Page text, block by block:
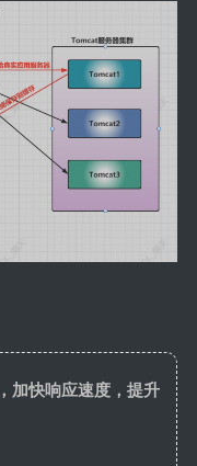
加快响应速度，提升